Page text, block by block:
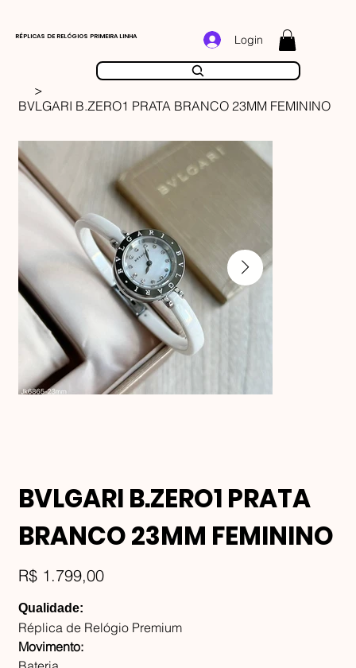
RÉPLICAS DE RELÓGIOS PRIMEIRA LINHA Login
>
BVLGARI B.ZERO1 PRATA BRANCO 23MM FEMININO
BVLGARI B.ZERO1 PRATA
BRANCO 23MM FEMININO
Preço
R$ 1.799,00
Qualidade:
Réplica de Relógio Premium
Movimento: